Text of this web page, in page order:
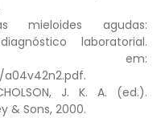
mieloides agudas:
laboratorial.
em:
J. K. A. (ed.).
& Sons, 2000.